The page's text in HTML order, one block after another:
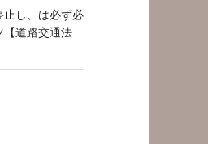
止し、は必ず必
【道路交通法